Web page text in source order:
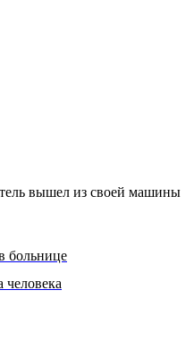
вышел из своей машины
больнице